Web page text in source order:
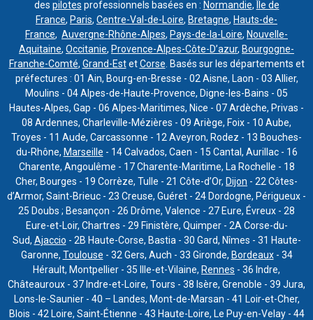
des pilotes professionnels basées en : Normandie,
Île de
France, Paris, Centre-Val-de-Loire, Bretagne, Hauts-de-
France, Auvergne-Rhône-Alpes, Pays-de-la-Loire, Nouvelle-
Aquitaine, Occitanie, Provence-Alpes-Côte-D’azur, Bourgogne-
Franche-Comté, Grand-EstetCorse . Basés sur les départements et
préfectures : 01 Ain, Bourg-en-Bresse - 02 Aisne, Laon - 03 Allier,
Moulins - 04 Alpes-de-Haute-Provence, Digne-les-Bains - 05
Hautes-Alpes, Gap - 06 Alpes-Maritimes, Nice - 07 Ardèche, Privas -
08 Ardennes, Charleville-Mézières - 09 Ariège, Foix - 10 Aube,
Troyes - 11 Aude, Carcassonne - 12 Aveyron, Rodez - 13 Bouches-
du-Rhône, Marseille - 14 Calvados, Caen - 15 Cantal, Aurillac - 16
Charente, Angoulême - 17 Charente-Maritime, La Rochelle - 18
Cher, Bourges - 19 Corrèze, Tulle - 21 Côte-d’Or, Dijon - 22 Côtes-
d’Armor, Saint-Brieuc - 23 Creuse, Guéret - 24 Dordogne, Périgueux -
25 Doubs ; Besançon - 26 Drôme, Valence - 27 Eure, Évreux - 28
Eure-et-Loir, Chartres - 29 Finistère, Quimper - 2A Corse-du-
Sud, Ajaccio - 2B Haute-Corse, Bastia - 30 Gard, Nîmes - 31 Haute-
Garonne, Toulouse - 32 Gers, Auch - 33 Gironde, Bordeaux- 34
Hérault, Montpellier - 35 Ille-et-Vilaine, Rennes - 36 Indre,
Châteauroux - 37 Indre-et-Loire, Tours - 38 Isère, Grenoble - 39 Jura,
Lons-le-Saunier - 40 – Landes, Mont-de-Marsan - 41 Loir-et-Cher,
Blois - 42 Loire, Saint-Étienne - 43 Haute-Loire, Le Puy-en-Velay - 44